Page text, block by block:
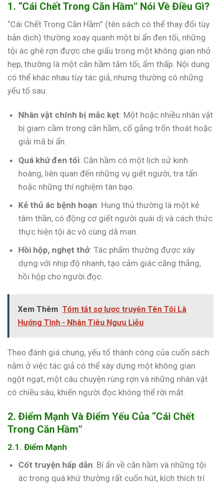
1. “Cái Chết Trong Căn Hầm” Nói Về Điều Gì?
“Cái Chết Trong Căn Hầm” (tên sách có thể thay đổi tùy
bản dịch) thường xoay quanh một bí ẩn đen tối, những
tội ác ghê rợn được che giấu trong một không gian nhỏ
hẹp, thường là một căn hầm tăm tối, ẩm thấp. Nội dung
có thể khác nhau tùy tác giả, nhưng thường có những
yếu tố sau:
Nhân vật chính bị mắc kẹt: Một hoặc nhiều nhân vật
bị giam cầm trong căn hầm, cố gắng trốn thoát hoặc
giải mã bí ẩn.
Quá khứ đen tối: Căn hầm có một lịch sử kinh
hoàng, liên quan đến những vụ giết người, tra tấn
hoặc những thí nghiệm tàn bạo.
Kẻ thủ ác bệnh hoạn: Hung thủ thường là một kẻ
tâm thần, có động cơ giết người quái dị và cách thức
thực hiện tội ác vô cùng dã man.
Hồi hộp, nghẹt thở: Tác phẩm thường được xây
dựng với nhịp độ nhanh, tạo cảm giác căng thẳng,
hồi hộp cho người đọc.
Xem Thêm Tóm tắt sơ lược truyện Tên Tôi Là
Hướng Tình - Nhân Tiêu Ngưu Liễu
Theo đánh giá chung, yếu tố thành công của cuốn sách
nằm ở việc tác giả có thể xây dựng một không gian
ngột ngạt, một câu chuyện rùng rợn và những nhân vật
có chiều sâu, khiến người đọc không thể rời mắt.
2. Điểm Mạnh Và Điểm Yếu Của “Cái Chết
Trong Căn Hầm”
2.1. Điểm Mạnh
Cốt truyện hấp dẫn: Bí ẩn về căn hầm và những tội
ác trong quá khứ thường rất cuốn hút, kích thích trí